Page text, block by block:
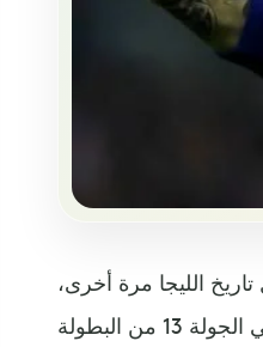
الليجا مرة أخرى،